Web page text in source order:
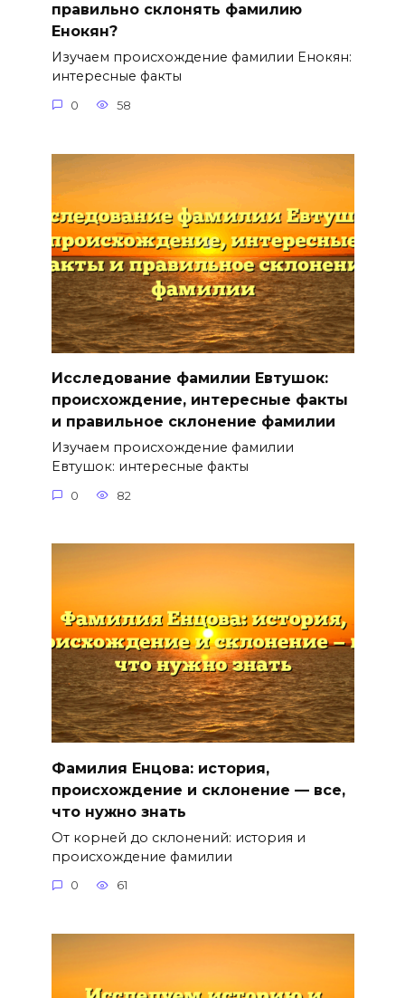
правильно склонять фамилию
Енокян?
Изучаем происхождение фамилии Енокян:
интересные факты
0 58
Исследование фамилии Евтушок:
происхождение, интересные факты
и правильное склонение фамилии
Изучаем происхождение фамилии
Евтушок: интересные факты
0 82
Фамилия Енцова: история,
происхождение и склонение — все,
что нужно знать
От корней до склонений: история и
происхождение фамилии
0 61